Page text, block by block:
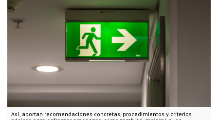
Así, aportan recomendaciones concretas, procedimientos y criterios